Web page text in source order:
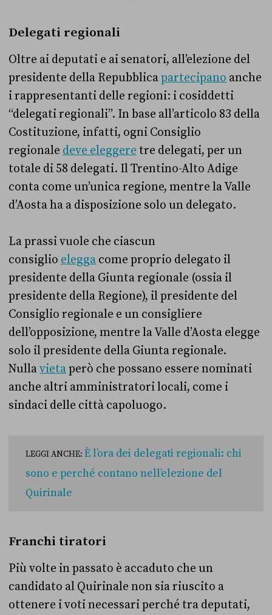
Delegati regionali
Oltre ai deputati e ai senatori, all’elezione del
presidente della Repubblicapartecipano anche
i rappresentanti delle regioni: i cosiddetti
“delegati regionali”. In base all’articolo 83 della
Costituzione, infatti, ogni Consiglio
regionale deve eleggere tre delegati, per un
totale di 58 delegati. Il Trentino-Alto Adige
conta come un’unica regione, mentre la Valle
d’Aosta ha a disposizione solo un delegato.
La prassi vuole che ciascun
consiglio elegga come proprio delegato il
presidente della Giunta regionale (ossia il
presidente della Regione), il presidente del
Consiglio regionale e un consigliere
dell’opposizione, mentre la Valle d’Aosta elegge
solo il presidente della Giunta regionale.
Nullavietaperò che possano essere nominati
anche altri amministratori locali, come i
sindaci delle città capoluogo.
LEGGI ANCHE: È l’ora dei delegati regionali: chi
sono e perché contano nell’elezione del
Quirinale
Franchi tiratori
Più volte in passato è accaduto che un
candidato al Quirinale non sia riuscito a
ottenere i voti necessari perché tra deputati,